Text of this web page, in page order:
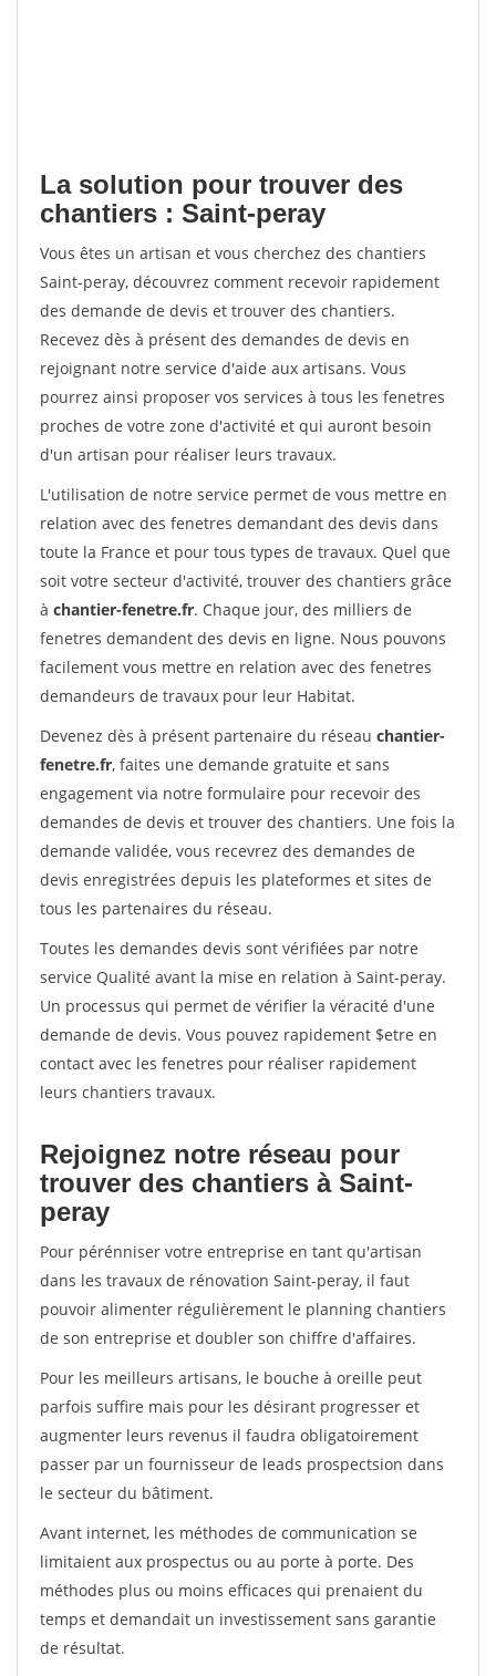
La solution pour trouver des
chantiers : Saint-peray
Vous êtes un artisan et vous cherchez des chantiers
Saint-peray, découvrez comment recevoir rapidement
des demande de devis et trouver des chantiers.
Recevez dès à présent des demandes de devis en
rejoignant notre service d'aide aux artisans. Vous
pourrez ainsi proposer vos services à tous les fenetres
proches de votre zone d'activité et qui auront besoin
d'un artisan pour réaliser leurs travaux.
L'utilisation de notre service permet de vous mettre en
relation avec des fenetres demandant des devis dans
toute la France et pour tous types de travaux. Quel que
soit votre secteur d'activité, trouver des chantiers grâce
à chantier-fenetre.fr. Chaque jour, des milliers de
fenetres demandent des devis en ligne. Nous pouvons
facilement vous mettre en relation avec des fenetres
demandeurs de travaux pour leur Habitat.
Devenez dès à présent partenaire du réseau chantier-
fenetre.fr, faites une demande gratuite et sans
engagement via notre formulaire pour recevoir des
demandes de devis et trouver des chantiers. Une fois la
demande validée, vous recevrez des demandes de
devis enregistrées depuis les plateformes et sites de
tous les partenaires du réseau.
Toutes les demandes devis sont vérifiées par notre
service Qualité avant la mise en relation à Saint-peray.
Un processus qui permet de vérifier la véracité d'une
demande de devis. Vous pouvez rapidement $etre en
contact avec les fenetres pour réaliser rapidement
leurs chantiers travaux.
Rejoignez notre réseau pour
trouver des chantiers à Saint-
peray
Pour pérénniser votre entreprise en tant qu'artisan
dans les travaux de rénovation Saint-peray, il faut
pouvoir alimenter régulièrement le planning chantiers
de son entreprise et doubler son chiffre d'affaires.
Pour les meilleurs artisans, le bouche à oreille peut
parfois suffire mais pour les désirant progresser et
augmenter leurs revenus il faudra obligatoirement
passer par un fournisseur de leads prospectsion dans
le secteur du bâtiment.
Avant internet, les méthodes de communication se
limitaient aux prospectus ou au porte à porte. Des
méthodes plus ou moins efficaces qui prenaient du
temps et demandait un investissement sans garantie
de résultat.